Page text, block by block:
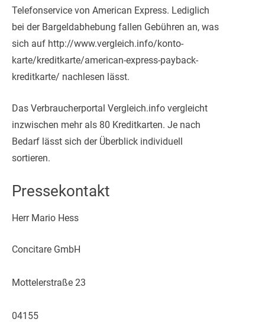
Telefonservice von American Express. Lediglich
bei der Bargeldabhebung fallen Gebühren an, was
sich auf http://www.vergleich.info/konto-
karte/kreditkarte/american-express-payback-
kreditkarte/ nachlesen lässt.
Das Verbraucherportal Vergleich.info vergleicht
inzwischen mehr als 80 Kreditkarten. Je nach
Bedarf lässt sich der Überblick individuell
sortieren.
Pressekontakt
Herr Mario Hess
Concitare GmbH
Mottelerstraße 23
04155